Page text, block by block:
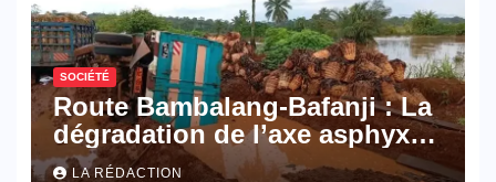
SOCIÉTÉ
Route Bambalang-Bafanji : La
dégradation de l’axe asphyxie
les activités économiques
LA RÉDACTION